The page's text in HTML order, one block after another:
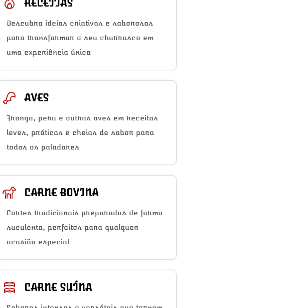
RECEITAS
Descubra ideias criativas e saborosas
para transformar o seu churrasco em
uma experiência única
AVES
Frango, peru e outras aves em receitas
leves, práticas e cheias de sabor para
todos os paladares
CARNE BOVINA
Cortes tradicionais preparados de forma
suculenta, perfeitos para qualquer
ocasião especial
CARNE SUÍNA